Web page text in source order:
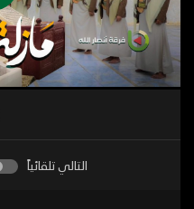
التالي تلقائياً